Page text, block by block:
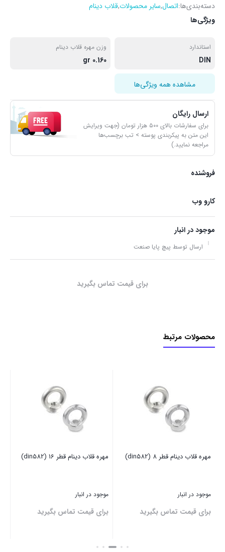
دسته‌بندی‌ها:اتصال,سایر محصولات,قلاب دینام
ویژگی‌ها
استاندارد
DIN
وزن مهره قلاب دینام
0.160 gr
مشاهده همه ویژگی‌ها
ارسال رایگان
برای سفارشات بالای ۵۰۰ هزار تومان (جهت ویرایش
این متن به پیکربندی پوسته > تب برچسب‌ها
مراجعه نمایید.)
فروشنده
کارو وب
موجود در انبار
ارسال توسط پیچ پایا صنعت
برای قیمت تماس بگیرید
محصولات مرتبط
مهره قلاب دینام قطر 8 (din582)
موجود در انبار
برای قیمت تماس بگیرید
مهره قلاب دینام قطر 16 (din582)
موجود در انبار
برای قیمت تماس بگیرید
بستن